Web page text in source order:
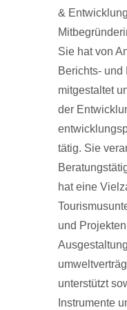
&
Sie hat von
Berichts- und
mitgestaltet
der
tätig. Sie
hat eine
und
unterstützt
Instrumente